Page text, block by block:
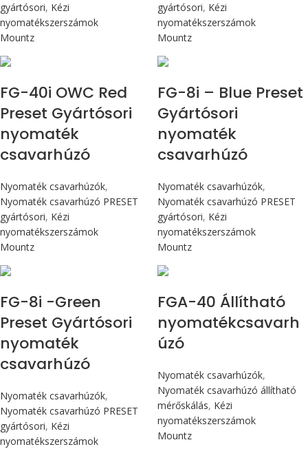
gyártósori, Kézi
nyomatékszerszámok
Mountz
gyártósori, Kézi
nyomatékszerszámok
Mountz
FG-40i OWC Red
Preset Gyártósori
nyomaték
csavarhúzó
Nyomaték csavarhúzók,
Nyomaték csavarhúzó PRESET
gyártósori, Kézi
nyomatékszerszámok
Mountz
FG-8i – Blue Preset
Gyártósori
nyomaték
csavarhúzó
Nyomaték csavarhúzók,
Nyomaték csavarhúzó PRESET
gyártósori, Kézi
nyomatékszerszámok
Mountz
FG-8i -Green
Preset Gyártósori
nyomaték
csavarhúzó
Nyomaték csavarhúzók,
Nyomaték csavarhúzó PRESET
gyártósori, Kézi
nyomatékszerszámok
FGA-40 Állítható
nyomatékcsavarh
úzó
Nyomaték csavarhúzók,
Nyomaték csavarhúzó állítható
mérőskálás, Kézi
nyomatékszerszámok
Mountz